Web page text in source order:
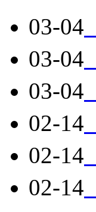
03-04
03-04
03-04
02-14
02-14
02-14